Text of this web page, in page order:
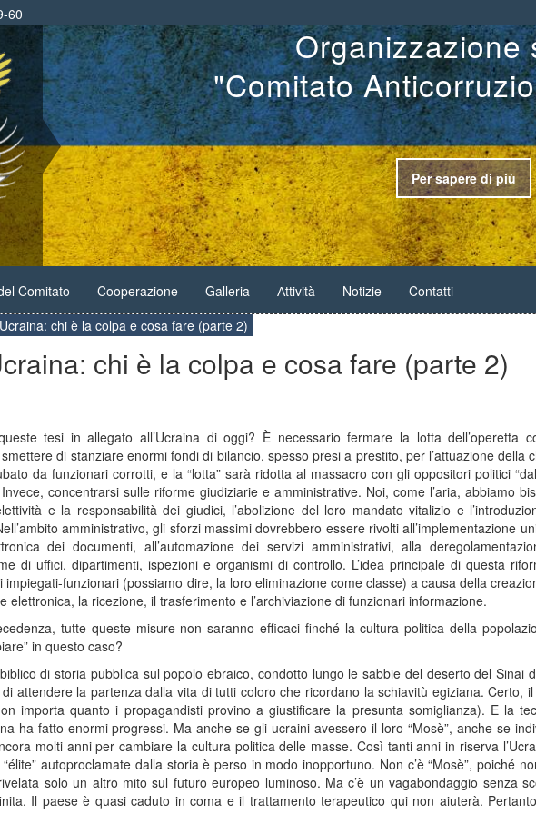
60
Organizzazione
"Comitato
Per sapere di più
Comitato Cooperazione Galleria Аttività Notizie
Contatti
chi è la colpa e cosa fare (parte 2)
chi è la colpa e cosa fare (parte 2)
tesi in allegato all’Ucraina di oggi? È necessario fermare la lotta dell’operetta
di stanziare enormi fondi di bilancio, spesso presi a prestito, per l’attuazione della
da funzionari corrotti, e la “lotta” sarà ridotta al massacro con gli oppositori politici
concentrarsi sulle riforme giudiziarie e amministrative. Noi, come l’aria, abbiamo
e la responsabilità dei giudici, l’abolizione del loro mandato vitalizio e
amministrativo, gli sforzi massimi dovrebbero essere rivolti all’implementazione
dei documenti, all’automazione dei servizi amministrativi, alla
di uffici, dipartimenti, ispezioni e organismi di controllo. L’idea principale di questa
funzionari (possiamo dire, la loro eliminazione come classe) a causa della
elettronica, la ricezione, il trasferimento e l’archiviazione di funzionari informazione.
tutte queste misure non saranno efficaci finché la cultura politica della
in questo caso?
di storia pubblica sul popolo ebraico, condotto lungo le sabbie del deserto del Sinai
attendere la partenza dalla vita di tutti coloro che ricordano la schiavitù egiziana. Certo, il
importa quanto i propagandisti provino a giustificare la presunta somiglianza). E la
ha fatto enormi progressi. Ma anche se gli ucraini avessero il loro “Mosè”, anche se
molti anni per cambiare la cultura politica delle masse. Così tanti anni in riserva
autoproclamate dalla storia è perso in modo inopportuno. Non c’è “Mosè”, poiché
solo un altro mito sul futuro europeo luminoso. Ma c’è un vagabondaggio senza
Il paese è quasi caduto in coma e il trattamento terapeutico qui non aiuterà.